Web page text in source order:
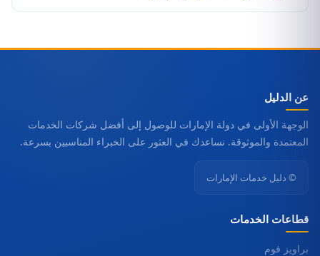
عن الدليل
الوجهة الأولى في دولة الإمارات للوصول إلى أفضل شركات الخدمات
المعتمدة والموثوقة. نساعدك في العثور على الخبراء المناسبين بسرعة.
© دليل خدمات الإمارات
قطاعات الخدمات
براويز فوم